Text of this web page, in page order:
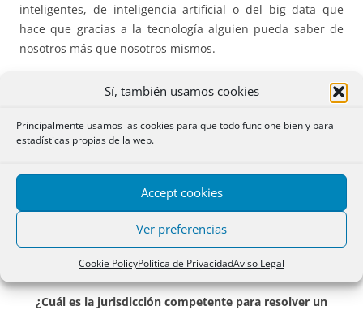
Sí, también usamos cookies
Principalmente usamos las cookies para que todo funcione bien y para
estadísticas propias de la web.
Accept cookies
Ver preferencias
Cookie PolicyPolítica de PrivacidadAviso Legal
inteligentes, de inteligencia artificial o del big data que
hace que gracias a la tecnología alguien pueda saber de
nosotros más que nosotros mismos.
Hoy en día trabajamos y nos relacionamos de forma
diferente a cómo se hacía hace poco menos de una
década; sin embargo el trabajo sigue siendo trabajo, y las
relaciones humanas, relaciones. No cambian los
medio constituye un nuevo reto y nuevas oportunidades,
que nos obligan a repasar conceptos jurídicos que
creíamos consolidados.
¿Cuáles son las fuentes del derecho digital?
¿Cuál es la jurisdicción competente para resolver un